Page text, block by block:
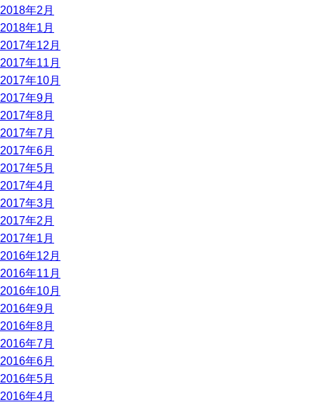
2018年2月
2018年1月
2017年12月
2017年11月
2017年10月
2017年9月
2017年8月
2017年7月
2017年6月
2017年5月
2017年4月
2017年3月
2017年2月
2017年1月
2016年12月
2016年11月
2016年10月
2016年9月
2016年8月
2016年7月
2016年6月
2016年5月
2016年4月